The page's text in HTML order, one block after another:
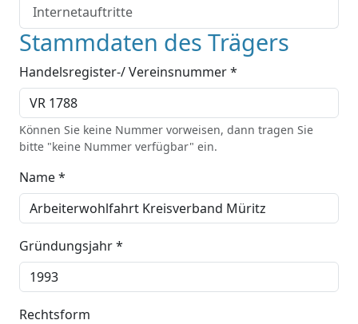
Internetauftritte
Stammdaten des Trägers
Handelsregister-/ Vereinsnummer *
Können Sie keine Nummer vorweisen, dann tragen Sie
bitte "keine Nummer verfügbar" ein.
Name *
Gründungsjahr *
Rechtsform